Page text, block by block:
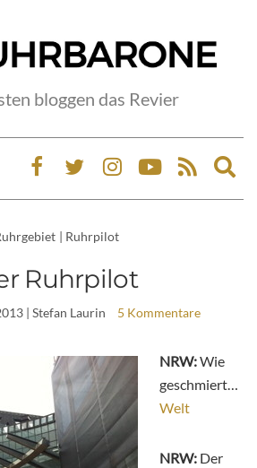
bloggen das Revier
| Ruhrpilot
Ruhrpilot
| Stefan Laurin 5 Kommentare
NRW:Wie
geschmiert…
Welt
NRW: Der